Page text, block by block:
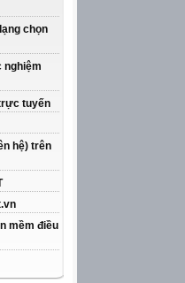
chọn
nghiệm
tuyến
hệ) trên
mềm điều